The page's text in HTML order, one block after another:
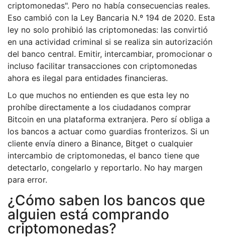
criptomonedas". Pero no había consecuencias reales.
Eso cambió con la Ley Bancaria N.º 194 de 2020. Esta
ley no solo prohibió las criptomonedas: las convirtió
en una actividad criminal si se realiza sin autorización
del banco central. Emitir, intercambiar, promocionar o
incluso facilitar transacciones con criptomonedas
ahora es ilegal para entidades financieras.
Lo que muchos no entienden es que esta ley no
prohíbe directamente a los ciudadanos comprar
Bitcoin en una plataforma extranjera. Pero sí obliga a
los bancos a actuar como guardias fronterizos. Si un
cliente envía dinero a Binance, Bitget o cualquier
intercambio de criptomonedas, el banco tiene que
detectarlo, congelarlo y reportarlo. No hay margen
para error.
¿Cómo saben los bancos que
alguien está comprando
criptomonedas?